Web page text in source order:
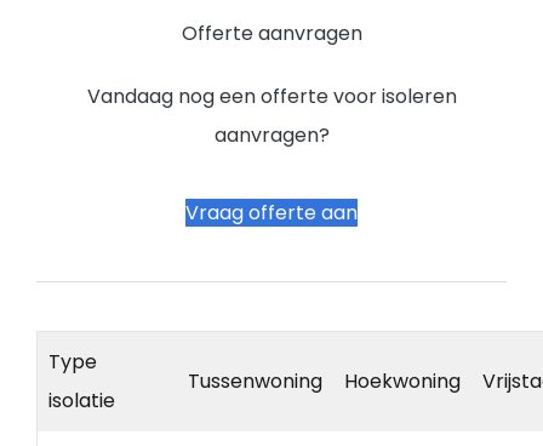
Offerte aanvragen
Vandaag nog een offerte voor isoleren
aanvragen?
Vraag offerte aan
Type
isolatie
Tussenwoning Hoekwoning